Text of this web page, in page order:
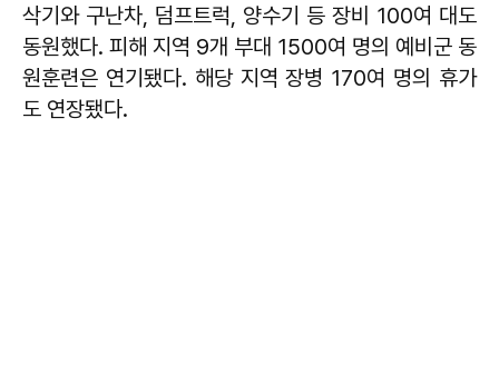
삭기와 구난차, 덤프트럭, 양수기 등 장비 100여 대도
동원했다. 피해 지역 9개 부대 1500여 명의 예비군 동
원훈련은 연기됐다. 해당 지역 장병 170여 명의 휴가
도 연장됐다.